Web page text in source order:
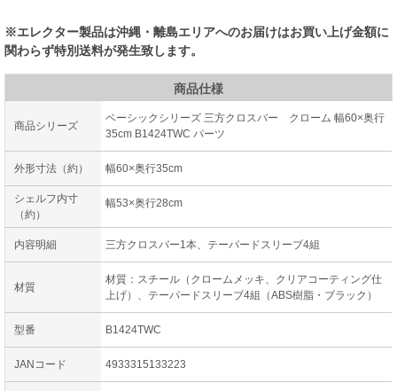
※エレクター製品は沖縄・離島エリアへのお届けはお買い上げ金額に
関わらず特別送料が発生致します。
商品仕様
商品シリーズ
ベーシックシリーズ 三方クロスバー クローム 幅60×奥行
35cm B1424TWC パーツ
外形寸法（約） 幅60×奥行35cm
シェルフ内寸
（約）
幅53×奥行28cm
内容明細 三方クロスバー1本、テーパードスリーブ4組
材質
材質：スチール（クロームメッキ、クリアコーティング仕
上げ）、テーパードスリーブ4組（ABS樹脂・ブラック）
型番 B1424TWC
JANコード 4933315133223